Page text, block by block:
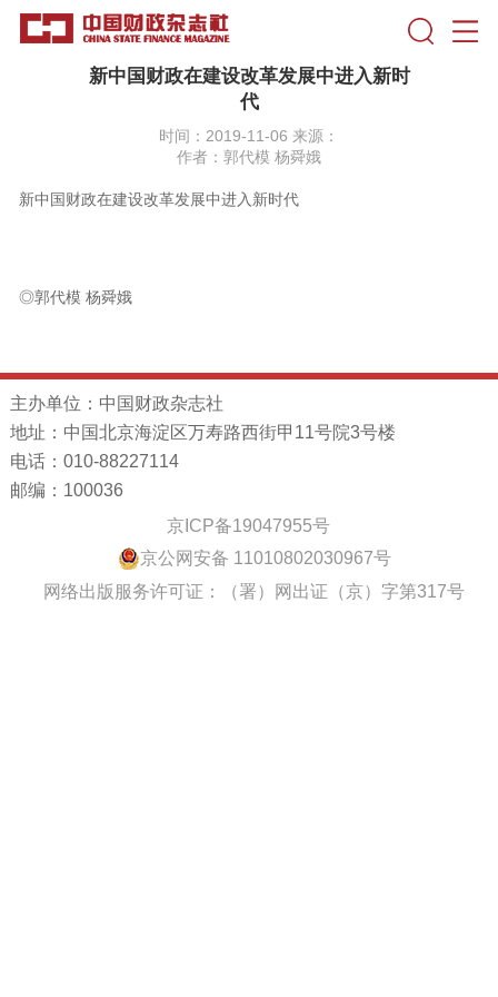
新中国财政在建设改革发展中进入新时
代
时间：2019-11-06 来源：
作者：郭代模 杨舜娥
新中国财政在建设改革发展中进入新时代
◎郭代模 杨舜娥
主办单位：中国财政杂志社
地址：中国北京海淀区万寿路西街甲11号院3号楼
电话：010-88227114
邮编：100036
京ICP备19047955号
京公网安备 11010802030967号
网络出版服务许可证：（署）网出证（京）字第317号